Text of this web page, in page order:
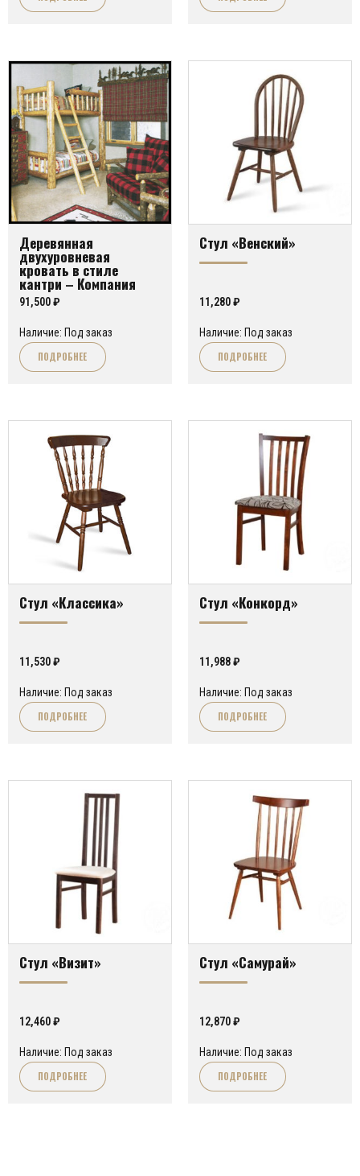
Деревянная
двухуровневая
кровать в стиле
кантри – Компания
Artsofnature Decor &
Style
91,500₽
Наличие: Под заказ
ПОДРОБНЕЕ
Стул «Венский»
11,280₽
Наличие: Под заказ
ПОДРОБНЕЕ
Стул «Классика»
11,530₽
Наличие: Под заказ
ПОДРОБНЕЕ
Стул «Конкорд»
11,988₽
Наличие: Под заказ
ПОДРОБНЕЕ
Стул «Визит»
12,460₽
Наличие: Под заказ
ПОДРОБНЕЕ
Стул «Самурай»
12,870₽
Наличие: Под заказ
ПОДРОБНЕЕ